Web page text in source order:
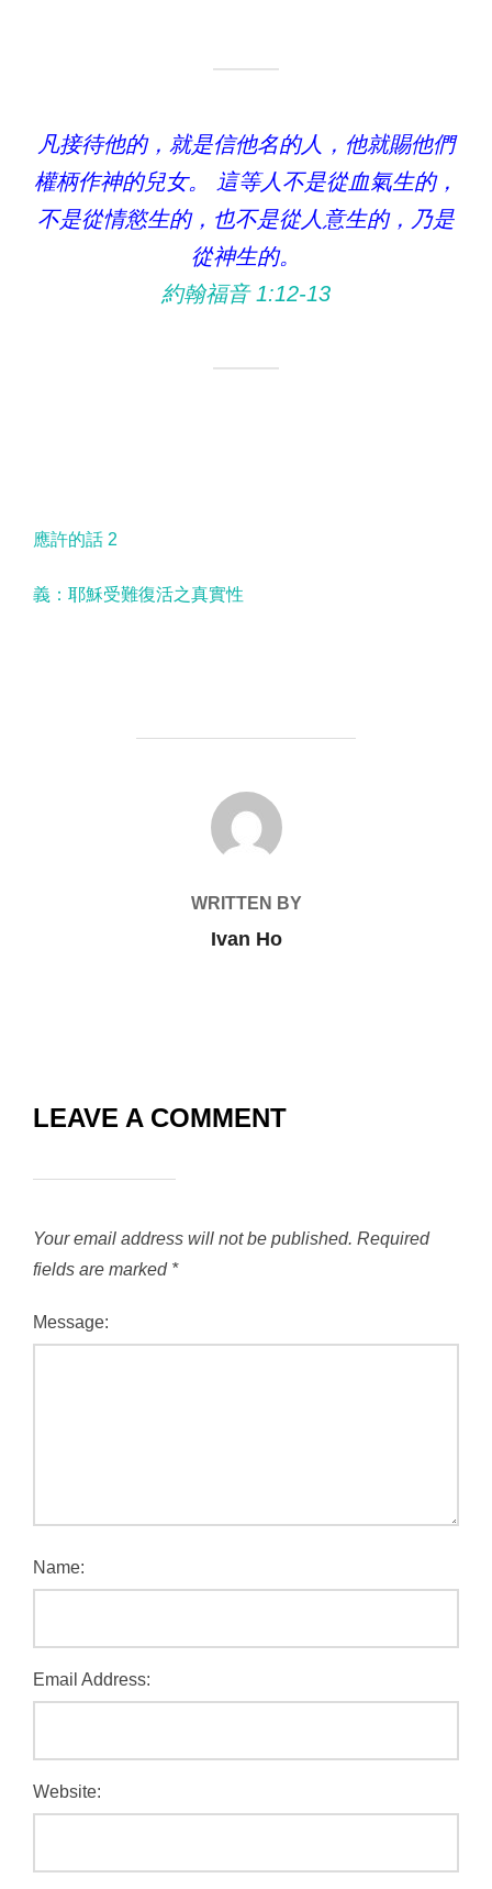
凡接待他的，就是信他名的人，他就賜他們
權柄作神的兒女。 這等人不是從血氣生的，
不是從情慾生的，也不是從人意生的，乃是
從神生的。
約翰福音 1:12‭-‬13
應許的話 2
義：耶穌受難復活之真實性
POST AUTHOR
WRITTEN BY
Ivan Ho
LEAVE A COMMENT
Your email address will not be published. Required
fields are marked *
Message:
Name:
Email Address:
Website: